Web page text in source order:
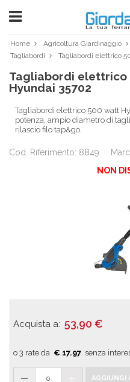
Home Agricoltura Giardinaggio
Tagliabordi
Tagliabordi elettrico
Tagliabordi elettrico
Hyundai 35702
Tagliabordi elettrico 500 watt
potenza, ampio diametro di
rilascio filo tap&go.
Cod. Riferimento: 8849
NON
Acquista a: 53,90 €
€ 17.97
0 AGGIUNGI